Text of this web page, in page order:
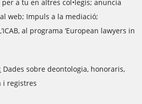
a tu en altres col•legis; anuncia
web; Impuls a la mediació;
al programa ‘European lawyers in
Dades sobre deontologia, honoraris,
i registres